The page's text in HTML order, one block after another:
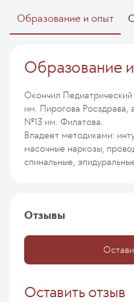
Образование и опыт
Образование
Окончил
им. Пирогова Росздрава,
№13 им. Филатова.
Владеет методиками:
масочные наркозы,
спинальные,
Отзывы
Оставить отзыв